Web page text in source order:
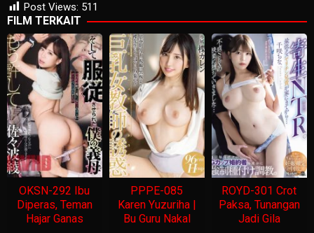
Post Views: 511
FILM TERKAIT
OKSN-292 Ibu
Diperas, Teman
Hajar Ganas
PPPE-085
Karen Yuzuriha |
Bu Guru Nakal
ROYD-301 Crot
Paksa, Tunangan
Jadi Gila